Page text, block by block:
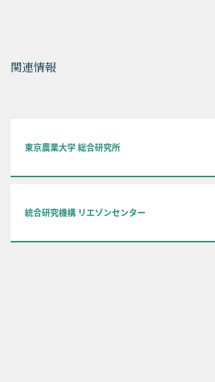
関連情報
東京農業大学 総合研究所
統合研究機構 リエゾンセンター